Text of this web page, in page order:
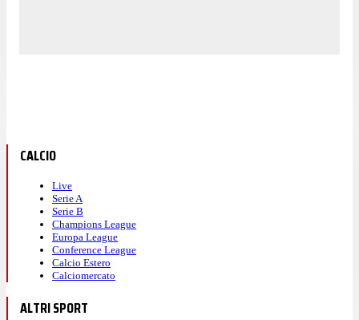
CALCIO
Live
Serie A
Serie B
Champions League
Europa League
Conference League
Calcio Estero
Calciomercato
ALTRI SPORT